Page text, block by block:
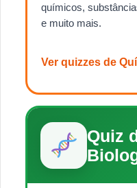
químicos,
e muito mais.
Ver quizzes de
Quiz